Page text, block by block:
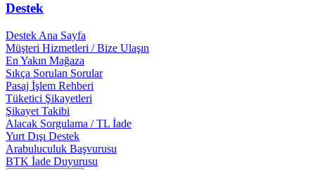
Destek
Destek Ana Sayfa
Müşteri Hizmetleri / Bize Ulaşın
En Yakın Mağaza
Sıkça Sorulan Sorular
Pasaj İşlem Rehberi
Tüketici Şikayetleri
Şikayet Takibi
Alacak Sorgulama / TL İade
Yurt Dışı Destek
Arabuluculuk Başvurusu
BTK İade Duyurusu